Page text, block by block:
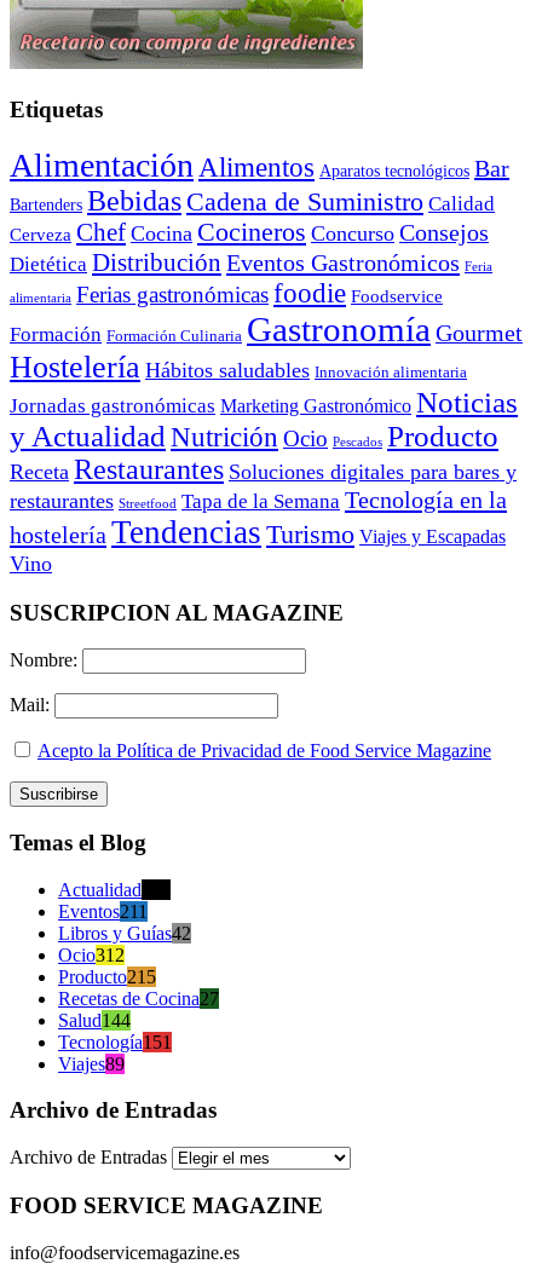
Etiquetas
Alimentación Alimentos Aparatos tecnológicos Bar
Bartenders Bebidas Cadena de Suministro Calidad
Cerveza Chef Cocina Cocineros Concurso Consejos
Dietética Distribución Eventos Gastronómicos Feria
alimentaria Ferias gastronómicasfoodie Foodservice
Formación Formación Culinaria Gastronomía Gourmet
Hostelería Hábitos saludables Innovación alimentaria
Jornadas gastronómicas Marketing Gastronómico Noticias
y Actualidad Nutrición Ocio Pescados Producto
Receta Restaurantes Soluciones digitales para bares y
restaurantes Streetfood Tapa de la Semana Tecnología en la
hostelería Tendencias Turismo Viajes y Escapadas
Vino
SUSCRIPCION AL MAGAZINE
Nombre:
Mail:
Acepto la Política de Privacidad de Food Service Magazine
Temas el Blog
Actualidad
Eventos211
Libros y Guías42
Ocio312
Producto215
Recetas de Cocina27
Salud144
Tecnología151
Viajes89
Archivo de Entradas
Archivo de Entradas
FOOD SERVICE MAGAZINE
info@foodservicemagazine.es